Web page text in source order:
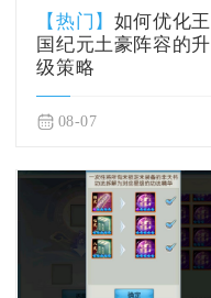
【热门】 如何优化王
国纪元土豪阵容的升
级策略
08-07